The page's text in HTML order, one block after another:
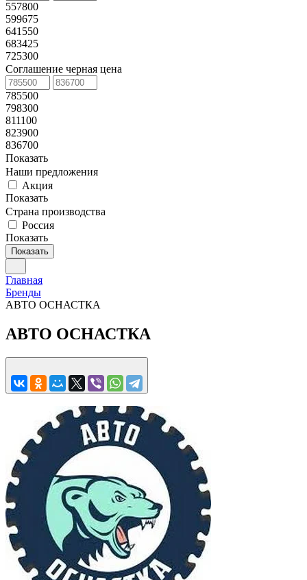
557800
599675
641550
683425
725300
Соглашение черная цена
785500
798300
811100
823900
836700
Показать
Наши предложения
Акция
Показать
Страна производства
Россия
Показать
Показать
Главная
Бренды
АВТО ОСНАСТКА
АВТО ОСНАСТКА